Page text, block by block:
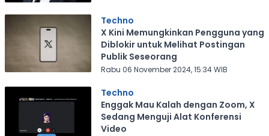
Techno
X Kini Memungkinkan Pengguna yang
Diblokir untuk Melihat Postingan
Publik Seseorang
Rabu 06 November 2024, 15:34 WIB
Techno
Enggak Mau Kalah dengan Zoom, X
Sedang Menguji Alat Konferensi
Video